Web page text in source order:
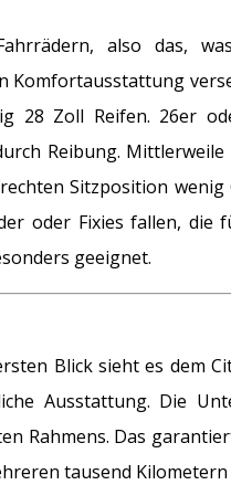
also das,
Komfortausstattung
28 Zoll Reifen.
Reibung.
Sitzposition
oder Fixies fallen,
geeignet.
Blick sieht es dem
Ausstattung. Die
Rahmens. Das
tausend